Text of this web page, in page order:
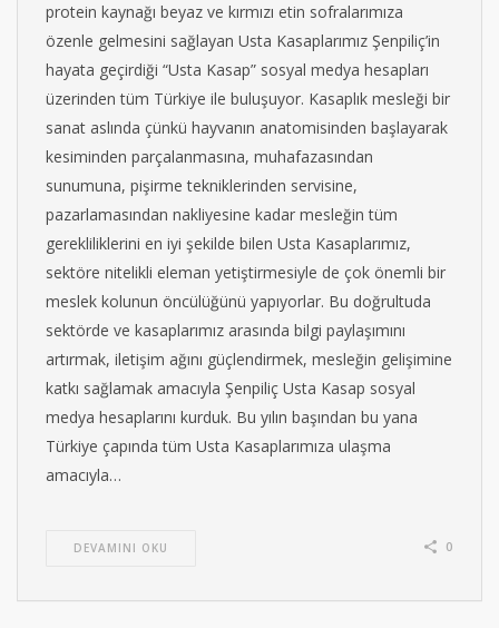
protein kaynağı beyaz ve kırmızı etin sofralarımıza
özenle gelmesini sağlayan Usta Kasaplarımız Şenpiliç’in
hayata geçirdiği “Usta Kasap” sosyal medya hesapları
üzerinden tüm Türkiye ile buluşuyor. Kasaplık mesleği bir
sanat aslında çünkü hayvanın anatomisinden başlayarak
kesiminden parçalanmasına, muhafazasından
sunumuna, pişirme tekniklerinden servisine,
pazarlamasından nakliyesine kadar mesleğin tüm
gerekliliklerini en iyi şekilde bilen Usta Kasaplarımız,
sektöre nitelikli eleman yetiştirmesiyle de çok önemli bir
meslek kolunun öncülüğünü yapıyorlar. Bu doğrultuda
sektörde ve kasaplarımız arasında bilgi paylaşımını
artırmak, iletişim ağını güçlendirmek, mesleğin gelişimine
katkı sağlamak amacıyla Şenpiliç Usta Kasap sosyal
medya hesaplarını kurduk. Bu yılın başından bu yana
Türkiye çapında tüm Usta Kasaplarımıza ulaşma
amacıyla…
DEVAMINI OKU 0